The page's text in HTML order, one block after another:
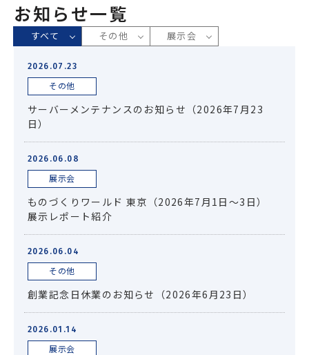
産業機器・制御機器
ICTソリューション・サービス ケミカル・マテリアル
エネルギー
お知らせ一覧
すべて その他 展示会
2026.07.23
その他
サーバーメンテナンスのお知らせ（2026年7月23
日）
2026.06.08
展示会
ものづくりワールド 東京（2026年7月1日～3日）
展示レポート紹介
2026.06.04
その他
創業記念日休業のお知らせ（2026年6月23日）
2026.01.14
展示会